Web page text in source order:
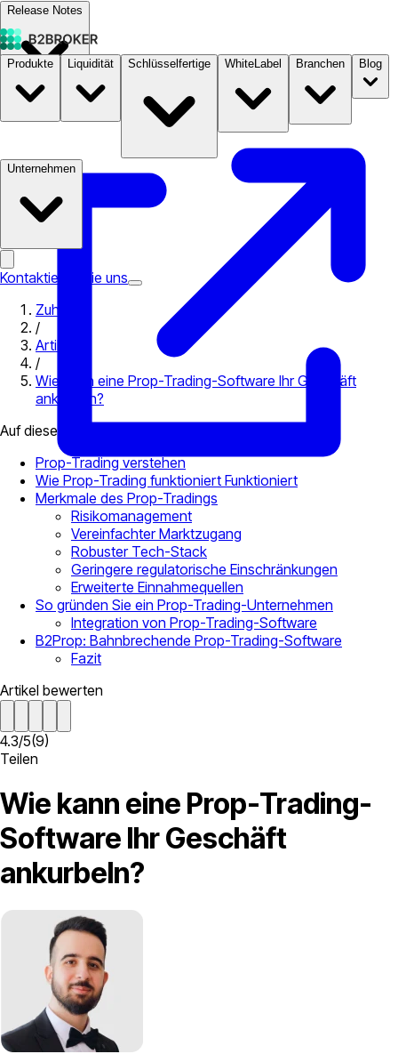
Release Notes
Dokumentation B2STORE
Produkte Liquidität Schlüsselfertige WhiteLabel Branchen Blog
Unternehmen
Kontaktieren Sie uns
Zuhause
/
Artikel
/
Wie kann eine Prop-Trading-Software Ihr Geschäft
ankurbeln?
Auf dieser Seite
Prop-Trading verstehen
Wie Prop-Trading funktioniert Funktioniert
Merkmale des Prop-Tradings
Risikomanagement
Vereinfachter Marktzugang
Robuster Tech-Stack
Geringere regulatorische Einschränkungen
Erweiterte Einnahmequellen
So gründen Sie ein Prop-Trading-Unternehmen
Integration von Prop-Trading-Software
B2Prop: Bahnbrechende Prop-Trading-Software
Fazit
Artikel bewerten
4.3/5(9)
Teilen
Wie kann eine Prop-Trading-
Software Ihr Geschäft
ankurbeln?